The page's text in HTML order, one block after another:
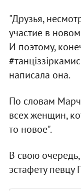
"Друзья,
участие в
И поэтому,
написала она.
По словам
всех женщин,
то новое".
В свою
эстафету певцу